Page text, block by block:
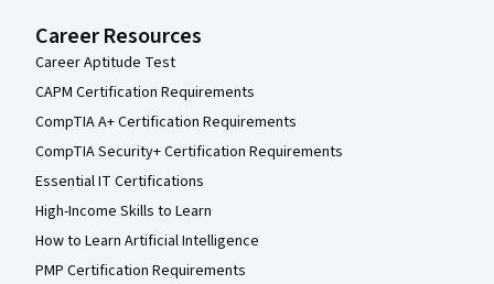
Career Resources
Career Aptitude Test
CAPM Certification Requirements
CompTIA A+ Certification Requirements
CompTIA Security+ Certification Requirements
Essential IT Certifications
High-Income Skills to Learn
How to Learn Artificial Intelligence
PMP Certification Requirements